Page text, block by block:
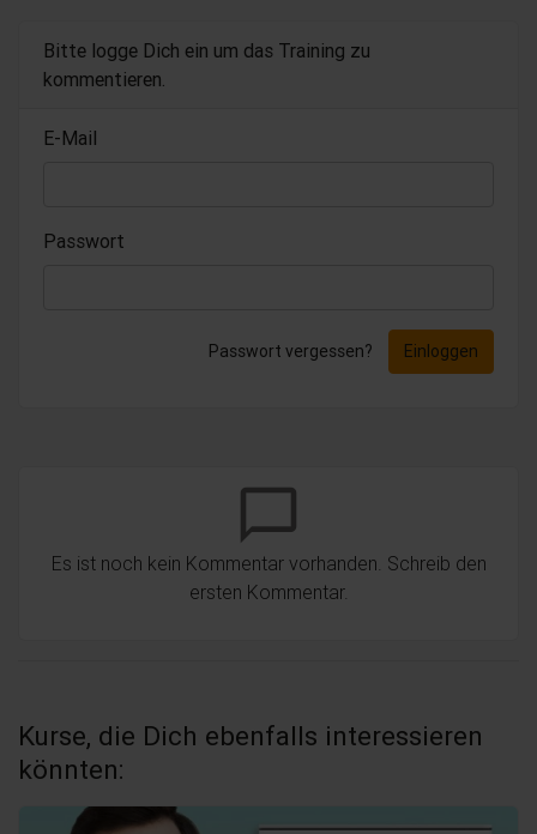
Bitte logge Dich ein um das Training zu
kommentieren.
E-Mail
Passwort
Passwort vergessen? Einloggen
chat_bubble_outline
Es ist noch kein Kommentar vorhanden. Schreib den
ersten Kommentar.
Kurse, die Dich ebenfalls interessieren
könnten: